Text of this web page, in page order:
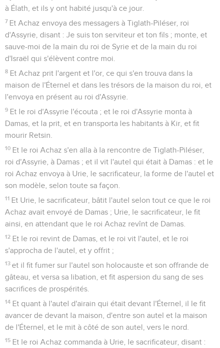
à Élath, et ils y ont habité jusqu'à ce jour.
7 Et Achaz envoya des messagers à Tiglath-Piléser, roi
d'Assyrie, disant : Je suis ton serviteur et ton fils ; monte, et
sauve-moi de la main du roi de Syrie et de la main du roi
d'Israël qui s'élèvent contre moi.
8 Et Achaz prit l'argent et l'or, ce qui s'en trouva dans la
maison de l'Éternel et dans les trésors de la maison du roi, et
l'envoya en présent au roi d'Assyrie.
9 Et le roi d'Assyrie l'écouta ; et le roi d'Assyrie monta à
Damas, et la prit, et en transporta les habitants à Kir, et fit
mourir Retsin.
10 Et le roi Achaz s'en alla à la rencontre de Tiglath-Piléser,
roi d'Assyrie, à Damas ; et il vit l'autel qui était à Damas : et le
roi Achaz envoya à Urie, le sacrificateur, la forme de l'autel et
son modèle, selon toute sa façon.
11 Et Urie, le sacrificateur, bâtit l'autel selon tout ce que le roi
Achaz avait envoyé de Damas ; Urie, le sacrificateur, le fit
ainsi, en attendant que le roi Achaz revînt de Damas.
12 Et le roi revint de Damas, et le roi vit l'autel, et le roi
s'approcha de l'autel, et y offrit ;
13 et il fit fumer sur l'autel son holocauste et son offrande de
gâteau, et versa sa libation, et fit aspersion du sang de ses
sacrifices de prospérités.
14 Et quant à l'autel d'airain qui était devant l'Éternel, il le fit
avancer de devant la maison, d'entre son autel et la maison
de l'Éternel, et le mit à côté de son autel, vers le nord.
15 Et le roi Achaz commanda à Urie, le sacrificateur, disant :